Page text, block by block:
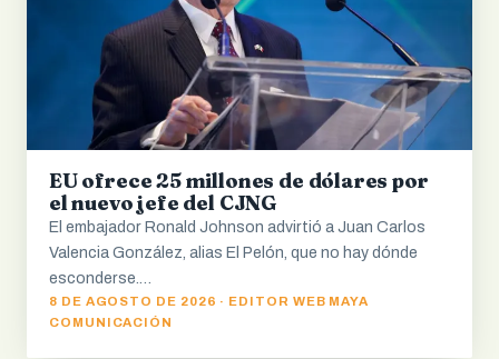
EU ofrece 25 millones de dólares por
el nuevo jefe del CJNG
El embajador Ronald Johnson advirtió a Juan Carlos
Valencia González, alias El Pelón, que no hay dónde
esconderse.…
8 DE AGOSTO DE 2026 · EDITOR WEB MAYA
COMUNICACIÓN